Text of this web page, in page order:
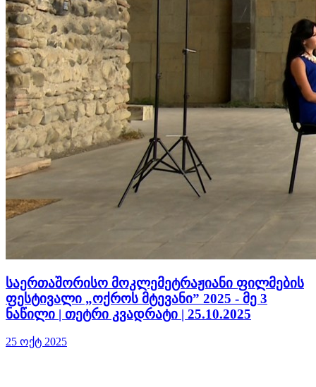
საერთაშორისო მოკლემეტრაჟიანი ფილმების
ფესტივალი „ოქროს მტევანი” 2025 - მე 3
ნაწილი | თეტრი კვადრატი | 25.10.2025
25 ოქტ 2025